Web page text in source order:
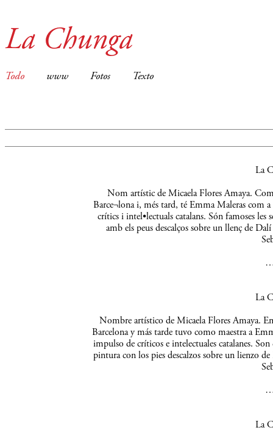
La Chunga
Todo www Fotos Texto
La
Nom artístic de Micaela Flores Amaya.
Barce¬lona i, més tard, té Emma Maleras com
crítics i intel•lectuals catalans. Són famoses
amb els peus descalços sobre un llenç de
La
Nombre artístico de Micaela Flores Amaya.
Barcelona y más tarde tuvo como maestra a
impulso de críticos e intelectuales catalanes.
pintura con los pies descalzos sobre un lienzo
La